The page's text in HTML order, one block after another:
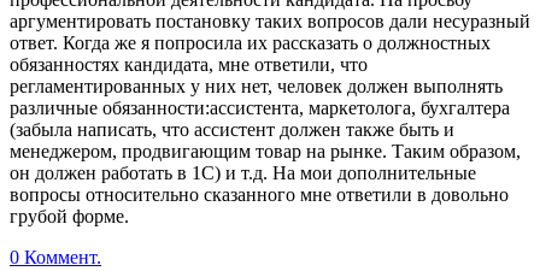
аргументировать постановку таких вопросов дали несуразный
ответ. Когда же я попросила их рассказать о должностных
обязанностях кандидата, мне ответили, что
регламентированных у них нет, человек должен выполнять
различные обязанности:ассистента, маркетолога, бухгалтера
(забыла написать, что ассистент должен также быть и
менеджером, продвигающим товар на рынке. Таким образом,
он должен работать в 1С) и т.д. На мои дополнительные
вопросы относительно сказанного мне ответили в довольно
грубой форме.
0 Коммент.